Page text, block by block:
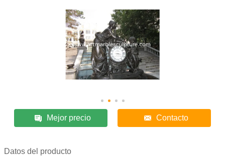
Mejor precio Contacto
Datos del producto